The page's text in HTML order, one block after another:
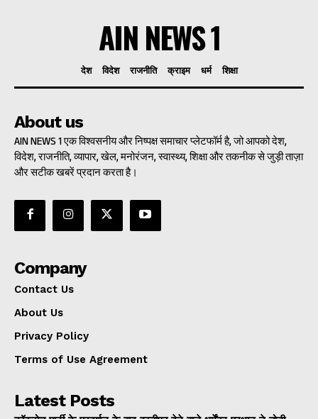
AIN NEWS 1
देश विदेश राजनीति क्राइम धर्म शिक्षा
About us
AIN NEWS 1 एक विश्वसनीय और निष्पक्ष समाचार प्लेटफॉर्म है, जो आपको देश,
विदेश, राजनीति, व्यापार, खेल, मनोरंजन, स्वास्थ्य, शिक्षा और तकनीक से जुड़ी ताज़ा
और सटीक खबरें प्रदान करता है।
Company
Contact Us
About Us
Privacy Policy
Terms of Use Agreement
Latest Posts